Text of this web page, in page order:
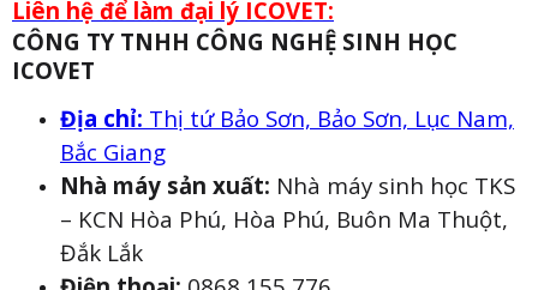
Liên hệ để làm đại lý ICOVET:
CÔNG TY TNHH CÔNG NGHỆ SINH HỌC
ICOVET
Địa chỉ: Thị tứ Bảo Sơn, Bảo Sơn, Lục Nam,
Bắc Giang
Nhà máy sản xuất: Nhà máy sinh học TKS
– KCN Hòa Phú, Hòa Phú, Buôn Ma Thuột,
Đắk Lắk